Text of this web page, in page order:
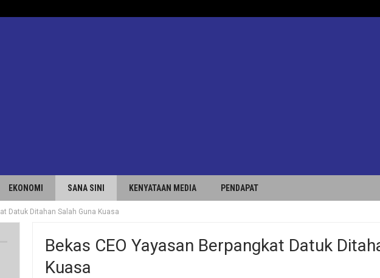
EKONOMI SANA SINI KENYATAAN MEDIA PENDAPAT
Datuk Ditahan Salah Guna Kuasa
Bekas CEO Yayasan Berpangkat Datuk
Kuasa